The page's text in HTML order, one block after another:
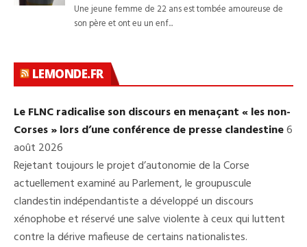
LEMONDE.FR
Le FLNC radicalise son discours en menaçant « les non-
Corses » lors d’une conférence de presse clandestine6
août 2026
Rejetant toujours le projet d’autonomie de la Corse
actuellement examiné au Parlement, le groupuscule
clandestin indépendantiste a développé un discours
xénophobe et réservé une salve violente à ceux qui luttent
contre la dérive mafieuse de certains nationalistes.